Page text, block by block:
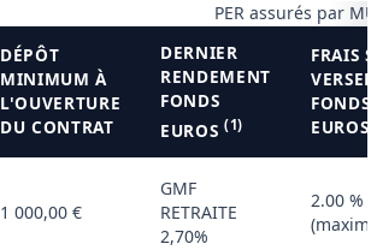
PER assurés par
DÉPÔT
MINIMUM À
L'OUVERTURE
DU CONTRAT
DERNIER
RENDEMENT
FONDS
EUROS(1)
FRAIS
FONDS
EUROS
1 000,00 €
GMF
RETRAITE
2,70%
2.00 %